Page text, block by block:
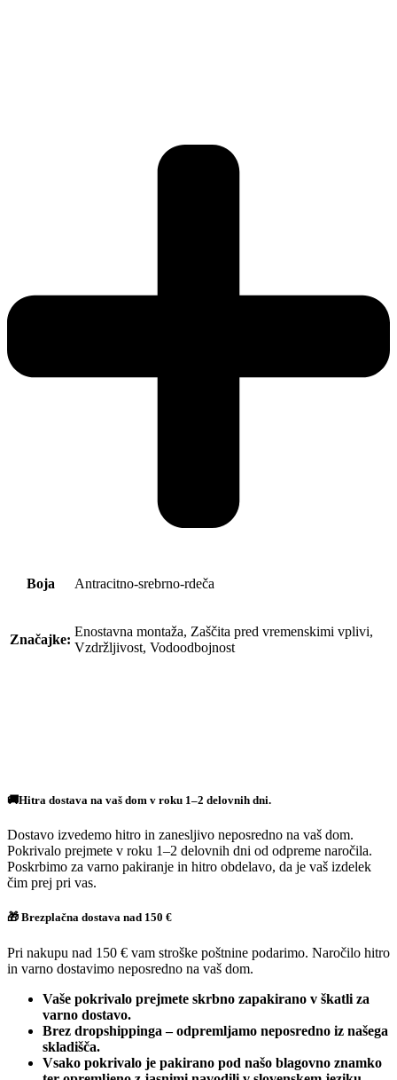
Boja Antracitno-srebrno-rdeča
Značajke:
Enostavna montaža, Zaščita pred vremenskimi vplivi,
Vzdržljivost, Vodoodbojnost
🚚Hitra dostava na vaš dom v roku 1–2 delovnih dni.
Dostavo izvedemo hitro in zanesljivo neposredno na vaš dom.
Pokrivalo prejmete v roku 1–2 delovnih dni od odpreme naročila.
Poskrbimo za varno pakiranje in hitro obdelavo, da je vaš izdelek
čim prej pri vas.
🎁 Brezplačna dostava nad 150 €
Pri nakupu nad 150 € vam stroške poštnine podarimo. Naročilo hitro
in varno dostavimo neposredno na vaš dom.
Vaše pokrivalo prejmete skrbno zapakirano v škatli za
varno dostavo.
Brez dropshippinga – odpremljamo neposredno iz našega
skladišča.
Vsako pokrivalo je pakirano pod našo blagovno znamko